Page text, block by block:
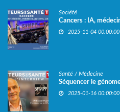
Société
Cancers : IA,
2025-11-04 00:00:00
Santé / Médecine
Séquencer le
2025-01-16 00:00:00